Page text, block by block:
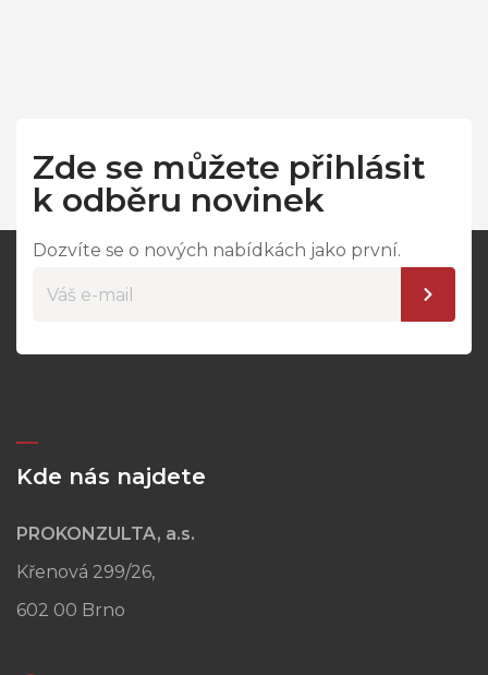
Zde se můžete přihlásit
k odběru novinek
Dozvíte se o nových nabídkách jako první.
Kde nás najdete
PROKONZULTA, a.s.
Křenová 299/26,
602 00 Brno